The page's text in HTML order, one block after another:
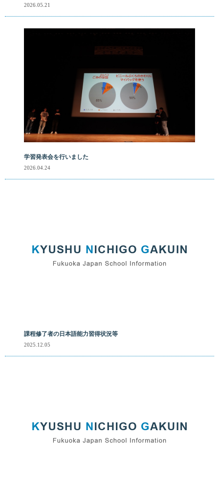
2026.05.21
学習発表会を行いました
2026.04.24
課程修了者の日本語能力習得状況等
2025.12.05